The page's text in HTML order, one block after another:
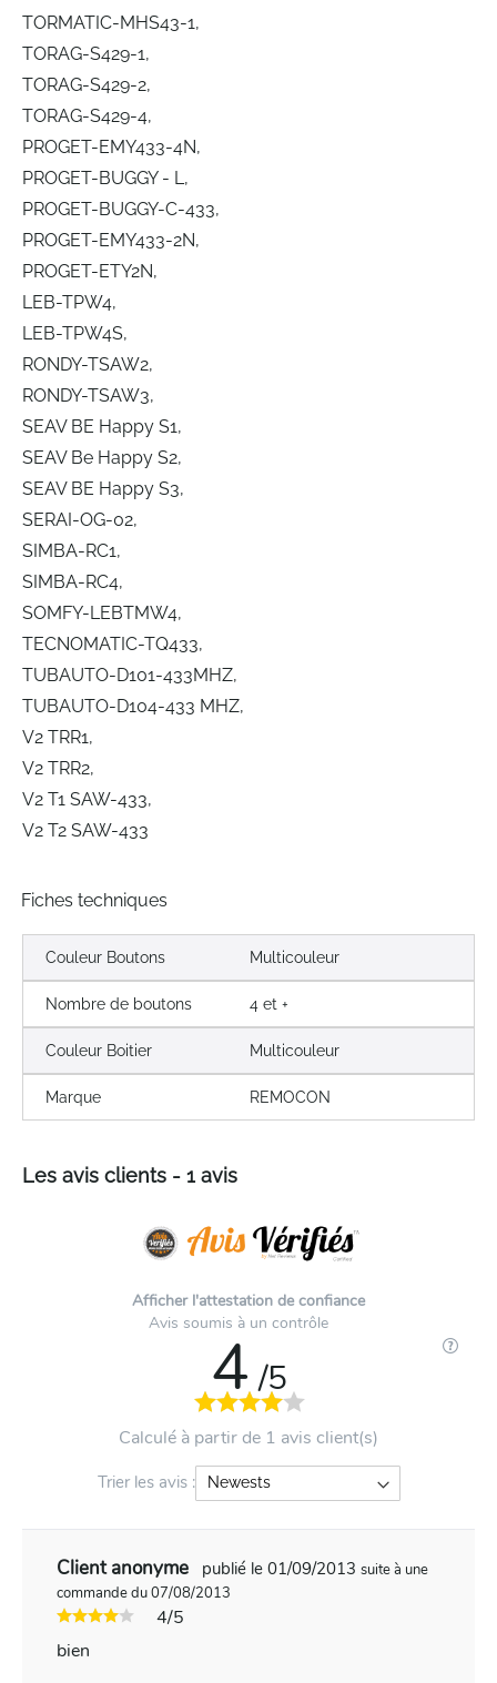
TORMATIC-MHS43-1,
TORAG-S429-1,
TORAG-S429-2,
TORAG-S429-4,
PROGET-EMY433-4N,
PROGET-BUGGY - L,
PROGET-BUGGY-C-433,
PROGET-EMY433-2N,
PROGET-ETY2N,
LEB-TPW4,
LEB-TPW4S,
RONDY-TSAW2,
RONDY-TSAW3,
SEAV BE Happy S1,
SEAV Be Happy S2,
SEAV BE Happy S3,
SERAI-OG-02,
SIMBA-RC1,
SIMBA-RC4,
SOMFY-LEBTMW4,
TECNOMATIC-TQ433,
TUBAUTO-D101-433MHZ,
TUBAUTO-D104-433 MHZ,
V2 TRR1,
V2 TRR2,
V2 T1 SAW-433,
V2 T2 SAW-433
Fiches techniques
Couleur Boutons Multicouleur
Nombre de boutons 4 et +
Couleur Boitier Multicouleur
Marque REMOCON
Les avis clients - 1 avis
Afficher l'attestation de confiance
Avis soumis à un contrôle
4/5
Calculé à partir de 1 avis client(s)
Trier les avis :
Client anonyme publié le 01/09/2013 suite à une
commande du 07/08/2013
4/5
bien